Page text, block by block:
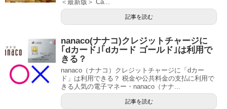
＜最新版＞ Ca...
記事を読む
nanaco(ナナコ)クレジットチャージに
｢dカード｣｢dカード ゴールド｣は利用で
きる？
nanaco（ナナコ）クレジットチャージに「dカー
ド」は利用できる？ 税金や公共料金の支払に利用で
きる人気の電子マネー・nanaco（ナナ...
記事を読む